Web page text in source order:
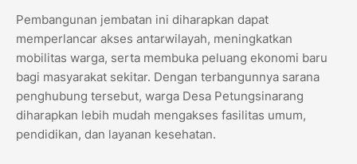
Pembangunan jembatan ini diharapkan dapat
memperlancar akses antarwilayah, meningkatkan
mobilitas warga, serta membuka peluang ekonomi baru
bagi masyarakat sekitar. Dengan terbangunnya sarana
penghubung tersebut, warga Desa Petungsinarang
diharapkan lebih mudah mengakses fasilitas umum,
pendidikan, dan layanan kesehatan.